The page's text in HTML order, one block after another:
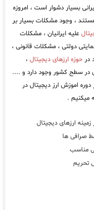
بسیار دشوار است ، امروزه
هستند ، وجود مشکلات بسیار بر
علیه ایرانیان ، مشکلات
دولتی ، مشکلات قانونی ،
در حوزه ارزهای دیجیتال ،
در سطح کشور وجود دارد و ....
اموزش ارز دیجیتال در
میکنیم .
ارزهای دیجیتال
صرافی ها
مناسب
تحریم